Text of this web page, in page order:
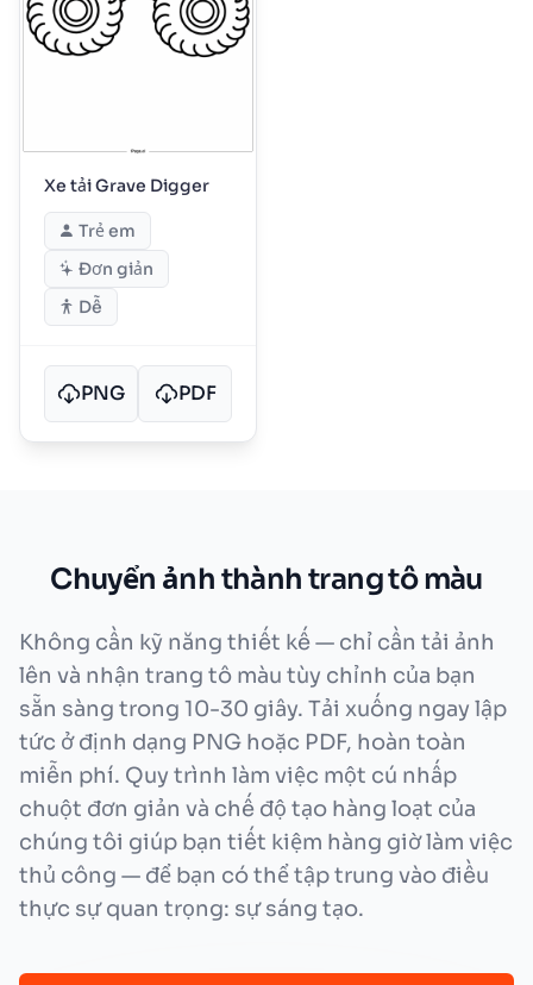
Xe tải Grave Digger
Trẻ em
Đơn giản
Dễ
PNG PDF
Chuyển ảnh thành trang tô màu
Không cần kỹ năng thiết kế — chỉ cần tải ảnh
lên và nhận trang tô màu tùy chỉnh của bạn
sẵn sàng trong 10-30 giây. Tải xuống ngay lập
tức ở định dạng PNG hoặc PDF, hoàn toàn
miễn phí. Quy trình làm việc một cú nhấp
chuột đơn giản và chế độ tạo hàng loạt của
chúng tôi giúp bạn tiết kiệm hàng giờ làm việc
thủ công — để bạn có thể tập trung vào điều
thực sự quan trọng: sự sáng tạo.